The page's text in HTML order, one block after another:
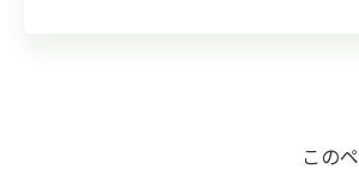
この